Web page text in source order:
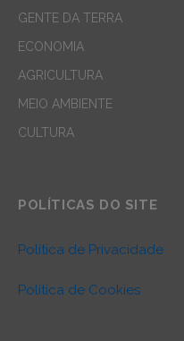
GENTE DA TERRA
ECONOMIA
AGRICULTURA
MEIO AMBIENTE
CULTURA
POLÍTICAS DO SITE
Política de Privacidade
Política de Cookies